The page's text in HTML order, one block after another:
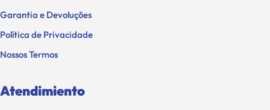
Garantia e Devoluções
Política de Privacidade
Nossos Termos
Atendimiento